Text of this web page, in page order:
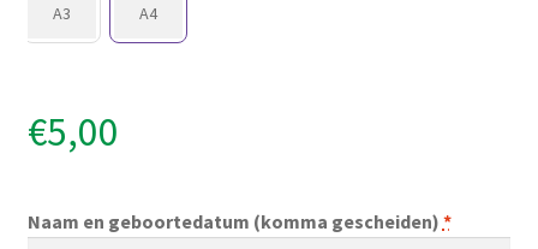
A3 A4
€5,00
Naam en geboortedatum (komma gescheiden) *